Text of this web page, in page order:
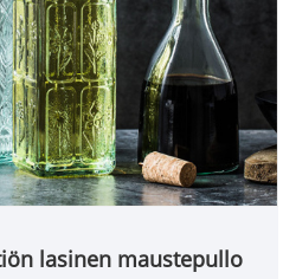
lasinen maustepullo